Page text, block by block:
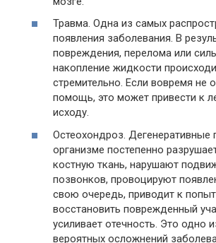
Травма. Одна из самых
появления заболевания. В
повреждения, перелома или
накопление жидкости
стремительно. Если вовремя не
помощь, это может привести к
исходу.
Остеохондроз. Дегенеративные
организме постепенно
костную ткань, нарушают
позвонков, провоцируют
свою очередь, приводит к
восстановить поврежденный
усиливает отечность. Это одно
вероятных осложнений